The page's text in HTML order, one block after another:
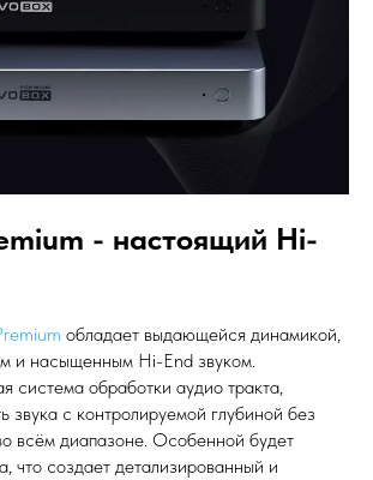
- настоящий Hi-
обладает выдающейся динамикой,
и насыщенным Hi-End звуком.
система обработки аудио тракта,
звука с контролируемой глубиной без
всём диапазоне. Особенной будет
что создает детализированный и